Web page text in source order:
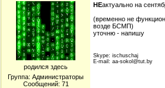
родился здесь
Группа: Администраторы
Сообщений: 71
НЕактуально на
(временно не
возде БСМП)
уточню - напишу
Skype: ischuschaj
E-mail: aa-sokol@tut.by